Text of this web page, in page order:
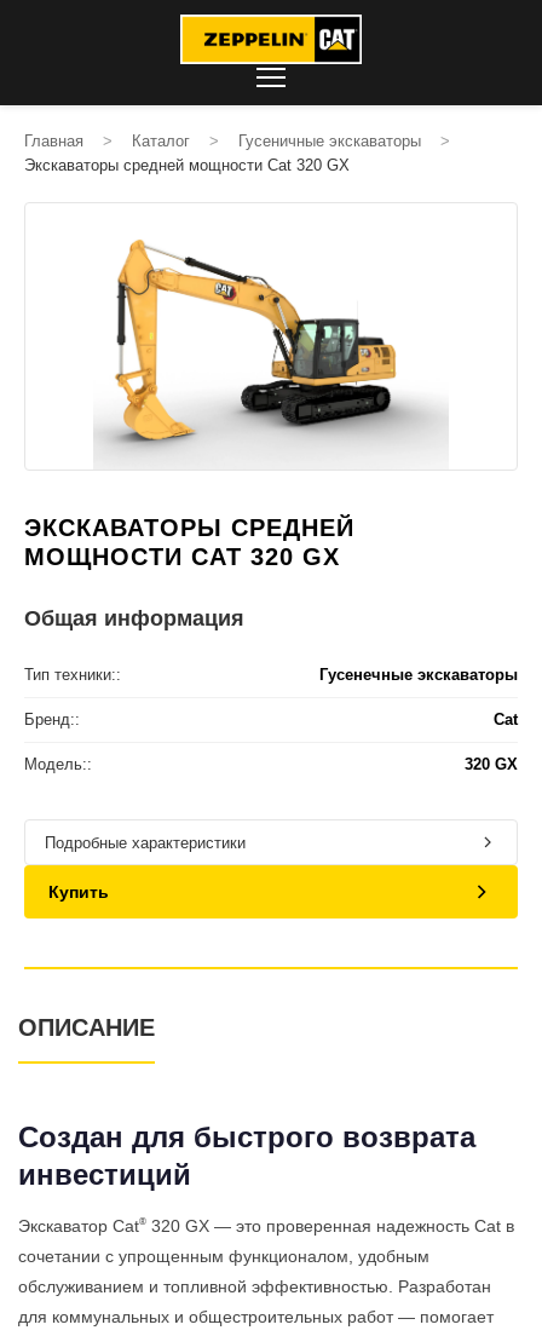
Главная > Каталог > Гусеничные экскаваторы
>
Экскаваторы средней мощности Cat 320 GX
ЭКСКАВАТОРЫ СРЕДНЕЙ
МОЩНОСТИ CAT 320 GX
Общая информация
Тип техники:: Гусенечные экскаваторы
Бренд:: Cat
Модель:: 320 GX
Подробные характеристики
Купить
ОПИСАНИЕ
Создан для быстрого возврата
инвестиций
Экскаватор Cat® 320 GX — это проверенная надежность Cat в
сочетании с упрощенным функционалом, удобным
обслуживанием и топливной эффективностью. Разработан
для коммунальных и общестроительных работ — помогает